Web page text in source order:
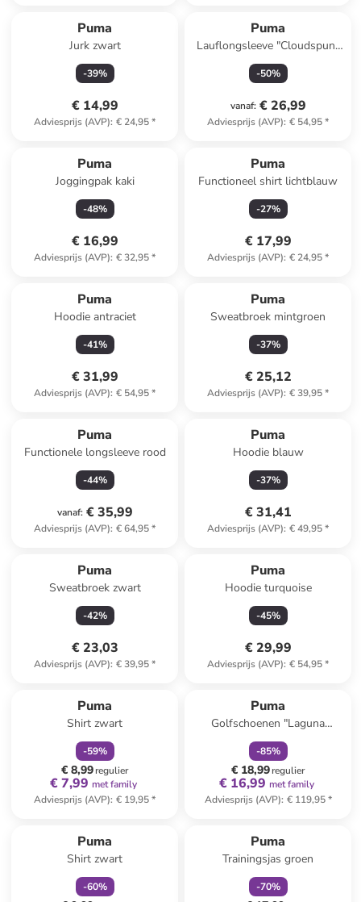
Puma
Jurk zwart
-39%
€ 14,99
Adviesprijs (AVP): € 24,95*
Puma
Lauflongsleeve "Cloudspun"
blauw
-50%
vanaf: € 26,99
Adviesprijs (AVP): € 54,95*
Puma
Joggingpak kaki
-48%
€ 16,99
Adviesprijs (AVP): € 32,95*
Puma
Functioneel shirt lichtblauw
-27%
€ 17,99
Adviesprijs (AVP): € 24,95*
Puma
Hoodie antraciet
-41%
€ 31,99
Adviesprijs (AVP): € 54,95*
Puma
Sweatbroek mintgroen
-37%
€ 25,12
Adviesprijs (AVP): € 39,95*
Puma
Functionele longsleeve rood
-44%
vanaf: € 35,99
Adviesprijs (AVP): € 64,95*
Puma
Hoodie blauw
-37%
€ 31,41
Adviesprijs (AVP): € 49,95*
Puma
Sweatbroek zwart
-42%
€ 23,03
Adviesprijs (AVP): € 39,95*
Puma
Hoodie turquoise
-45%
€ 29,99
Adviesprijs (AVP): € 54,95*
Puma
Shirt zwart
-59%
€ 8,99regulier
€ 7,99 met family
Adviesprijs (AVP): € 19,95*
Puma
Golfschoenen "Laguna
Fusion" wit/donkerblauw
-85%
€ 18,99regulier
€ 16,99 met family
Adviesprijs (AVP): € 119,95*
Puma
Shirt zwart
-60%
Puma
Trainingsjas groen
-70%